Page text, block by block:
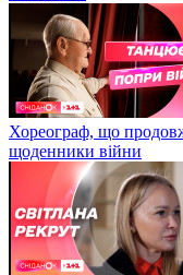
Хореограф, що
щоденники війни